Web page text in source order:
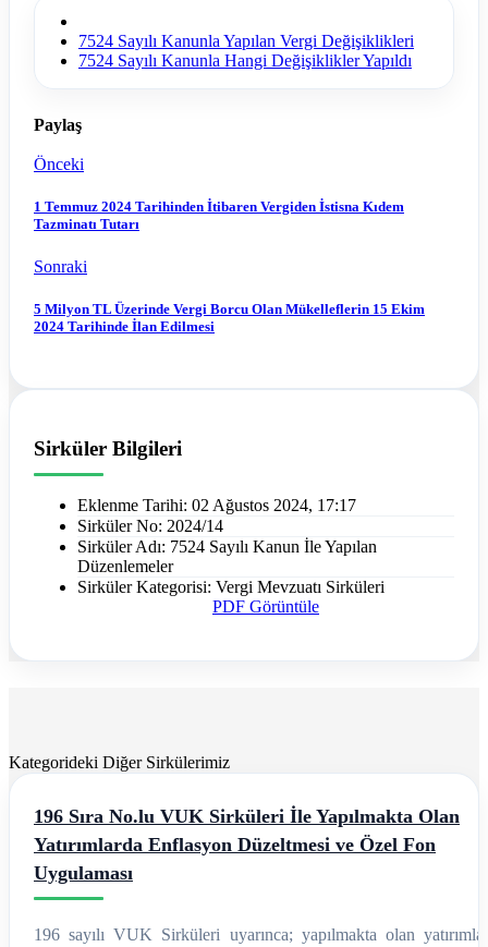
7524 Sayılı Kanunla Yapılan Vergi Değişiklikleri
7524 Sayılı Kanunla Hangi Değişiklikler Yapıldı
Paylaş
Önceki
1 Temmuz 2024 Tarihinden İtibaren Vergiden İstisna Kıdem
Tazminatı Tutarı
Sonraki
5 Milyon TL Üzerinde Vergi Borcu Olan Mükelleflerin 15 Ekim
2024 Tarihinde İlan Edilmesi
Sirküler Bilgileri
Eklenme Tarihi: 02 Ağustos 2024, 17:17
Sirküler No: 2024/14
Sirküler Adı: 7524 Sayılı Kanun İle Yapılan
Düzenlemeler
Sirküler Kategorisi: Vergi Mevzuatı Sirküleri
PDF Görüntüle
Kategorideki Diğer Sirkülerimiz
196 Sıra No.lu VUK Sirküleri İle Yapılmakta Olan
Yatırımlarda Enflasyon Düzeltmesi ve Özel Fon
Uygulaması
196 sayılı VUK Sirküleri uyarınca; yapılmakta olan